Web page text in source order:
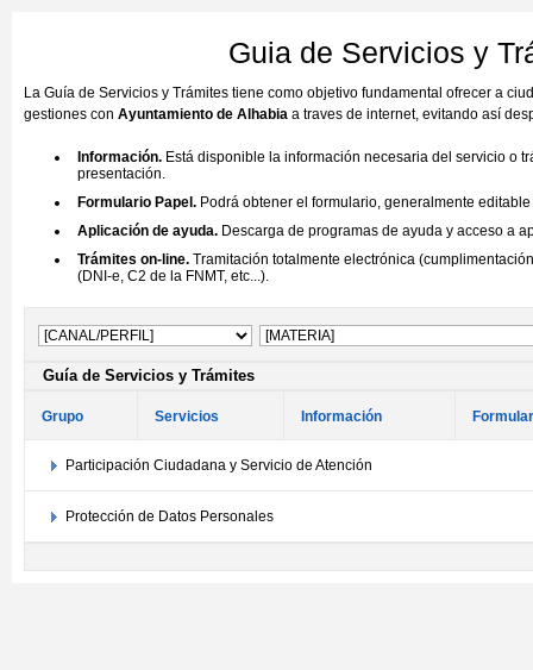
Guia de Servicios y
La Guía de Servicios y Trámites tiene como objetivo fundamental ofrecer a
gestiones con Ayuntamiento de Alhabia a traves de internet, evitando así
Información. Está disponible la información necesaria del servicio o
presentación.
Formulario Papel. Podrá obtener el formulario, generalmente
Aplicación de ayuda. Descarga de programas de ayuda y acceso a
Trámites on-line. Tramitación totalmente electrónica
(DNI-e, C2 de la FNMT, etc...).
Guía de Servicios y Trámites
Grupo Servicios Información
Participación Ciudadana y Servicio de Atención
Protección de Datos Personales